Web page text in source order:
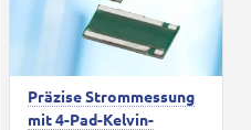
Präzise Strommessung
mit 4-Pad-Kelvin-